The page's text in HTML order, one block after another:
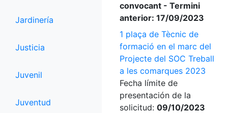
Jardinería
Justicia
Juvenil
Juventud
convocant - Termini
anterior: 17/09/2023
1 plaça de Tècnic de
formació en el marc del
Projecte del SOC Treball
a les comarques 2023
Fecha límite de
presentación de la
solicitud: 09/10/2023